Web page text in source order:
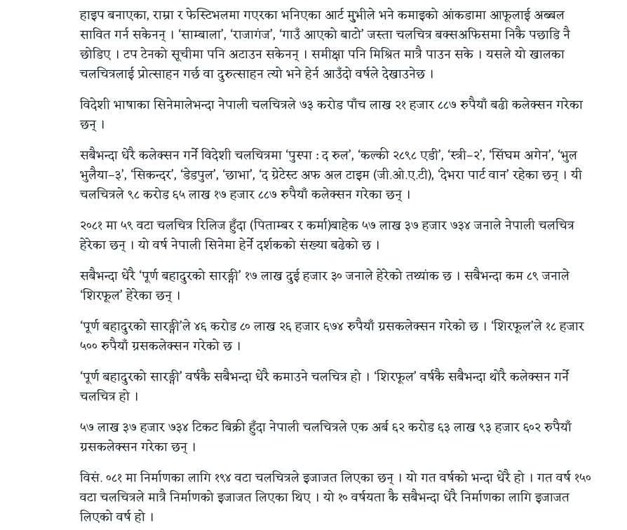
हाइप बनाएका, राम्रा र फेस्टिभलमा गएरका भनिएका आर्ट मुुभीले भने कमाइको आंकडामा आफूलाई अब्बल
सावित गर्न सकेनन् । ‘साम्बाला’, ‘राजागंज’, ‘गाउँ आएको बाटो’ जस्ता चलचित्र बक्सअफिसमा निकै पछाडि नै
छोडिए । टप टेनको सूचीमा पनि अटाउन सकेनन् । समीक्षा पनि मिश्रित मात्रै पाउन सके । यसले यो खालका
चलचित्रलाई प्रोत्साहन गर्छ वा दुरुत्साहन त्यो भने हेर्न आउँदो वर्षले देखाउनेछ ।
विदेशी भाषाका सिनेमालेभन्दा नेपाली चलचित्रले ७३ करोड पाँच लाख २१ हजार ८८७ रुपैयाँ बढी कलेक्सन गरेका
छन् ।
सबैभन्दा धेरै कलेक्सन गर्ने विदेशी चलचित्रमा ‘पुस्पा : द रुल’, ‘कल्की २८९८ एडी’, ‘स्त्री–२’, ‘सिंघम अगेन’, ‘भुल
भुलैया–३’, ‘सिकन्दर’, ‘डेडपुल’, ‘छाभा’, ‘द ग्रेटेस्ट अफ अल टाइम (जी.ओ.ए.टी), ‘देभरा पार्ट वान’ रहेका छन् । यी
चलचित्रले ९८ करोड ६५ लाख १७ हजार ८८७ रुपैयाँ कलेक्सन गरेका छन् ।
२०८१ मा ५९ वटा चलचित्र रिलिज हुँदा (पिताम्बर र कर्मा)बाहेक ५७ लाख ३७ हजार ७३४ जनाले नेपाली चलचित्र
हेरेका छन् । यो वर्ष नेपाली सिनेमा हेर्ने दर्शकको संख्या बढेको छ ।
सबैभन्दा धेरै ‘पूर्ण बहादुरको सारङ्गी’ १७ लाख दुई हजार ३० जनाले हेरेको तथ्यांक छ । सबैभन्दा कम ८९ जनाले
‘शिरफूल’ हेरेका छन् ।
‘पूर्ण बहादुरको सारङ्गी’ले ४६ करोड ८० लाख २६ हजार ६७४ रुपैयाँ ग्रसकलेक्सन गरेको छ । ‘शिरफूल’ले १८ हजार
५०० रुपैयाँ ग्रसकलेक्सन गरेको छ ।
‘पूर्ण बहादुरको सारङ्गी’ वर्षकै सबैभन्दा धेरै कमाउने चलचित्र हो । ‘शिरफूल’ वर्षकै सबैभन्दा थोरै कलेक्सन गर्ने
चलचित्र हो ।
५७ लाख ३७ हजार ७३४ टिकट बिक्री हुँदा नेपाली चलचित्रले एक अर्ब ६२ करोड ६३ लाख ९३ हजार ६०२ रुपैयाँ
ग्रसकलेक्सन गरेका छन् ।
विसं. ०८१ मा निर्माणका लागि १९४ वटा चलचित्रले इजाजत लिएका छन् । यो गत वर्षको भन्दा धेरै हो । गत वर्ष १५०
वटा चलचित्रले मात्रै निर्माणको इजाजत लिएका थिए । यो १० वर्षयता कै सबैभन्दा धेरै निर्माणका लागि इजाजत
लिएको वर्ष हो ।